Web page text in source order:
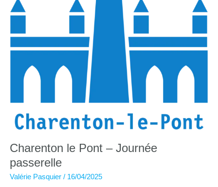
Charenton le Pont – Journée
passerelle
Valérie Pasquier / 16/04/2025